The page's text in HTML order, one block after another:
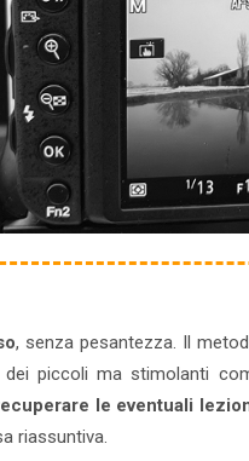
, senza pesantezza. Il
dei piccoli ma stimolanti
le eventuali
riassuntiva.